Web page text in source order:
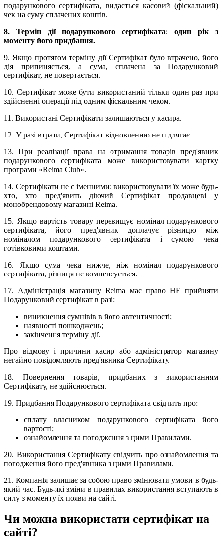
подарункового сертифіката, видається касовий (фіскальний)
чек на суму сплачених коштів.
8. Термін дії подарункового сертифіката: один рік з
моменту його придбання.
9. Якщо протягом терміну дії Сертифікат було втрачено, його
дія припиняється, а сума, сплачена за Подарунковий
сертифікат, не повертається.
10. Сертифікат може бути використаний тільки один раз при
здійсненні операції під одним фіскальним чеком.
11. Використані Сертифікати залишаються у касира.
12. У разі втрати, Сертифікат відновленню не підлягає.
13. При реалізації права на отримання товарів пред'явник
подарункового сертифіката може використовувати картку
програми «Reima Club».
14. Сертифікати не є іменними: використовувати їх може будь-
хто, хто пред'явить діючий Сертифікат продавцеві у
монобрендовому магазині Reima.
15. Якщо вартість товару перевищує номінал подарункового
сертифіката, його пред'явник доплачує різницю між
номіналом подарункового сертифіката і сумою чека
готівковими коштами.
16. Якщо сума чека нижче, ніж номінал подарункового
сертифіката, різниця не компенсується.
17. Адміністрація магазину Reima має право НЕ прийняти
Подарунковий сертифікат в разі:
виникнення сумнівів в його автентичності;
наявності пошкоджень;
закінчення терміну дії.
Про відмову і причини касир або адміністратор магазину
негайно повідомляють пред'явника Сертифікату.
18. Повернення товарів, придбаних з використанням
Сертифікату, не здійснюється.
19. Придбання Подарункового сертифіката свідчить про:
сплату власником подарункового сертифіката його
вартості;
ознайомлення та погодження з цими Правилами.
20. Використання Сертифікату свідчить про ознайомлення та
погодження його пред'явника з цими Правилами.
21. Компанія залишає за собою право змінювати умови в будь-
який час. Будь-які зміни в правилах використання вступають в
силу з моменту їх появи на сайті.
Чи можна використати сертифікат на
сайті?